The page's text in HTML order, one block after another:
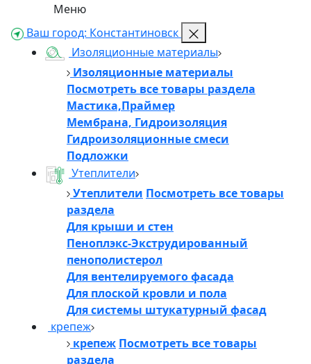
Меню
Ваш город: Константиновск
Изоляционные материалы
Изоляционные материалы
Посмотреть все товары раздела
Мастика,Праймер
Мембрана, Гидроизоляция
Гидроизоляционные смеси
Подложки
Утеплители
Утеплители Посмотреть все товары
раздела
Для крыши и стен
Пеноплэкс-Экструдированный
пенополистерол
Для вентелируемого фасада
Для плоской кровли и пола
Для системы штукатурный фасад
крепеж
крепеж Посмотреть все товары
раздела